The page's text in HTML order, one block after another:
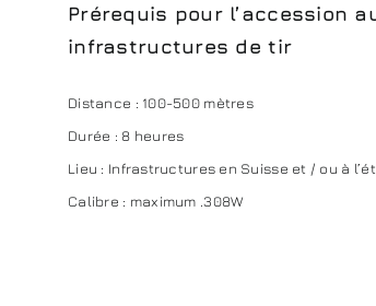
Prérequis pour l’accession
infrastructures de tir
Distance : 100-500 mètres
Durée : 8 heures
Lieu : Infrastructures en Suisse et / ou à
Calibre : maximum .308W